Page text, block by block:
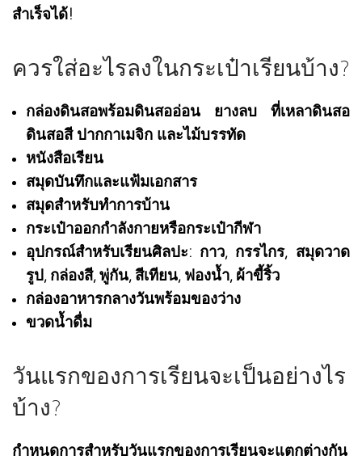
สำเร็จได้!
ควรใส่อะไรลงในกระเป๋าเรียนบ้าง?
กล่องดินสอพร้อมดินสออ่อน ยางลบ ที่เหลาดินสอ
ดินสอสี ปากกาเมจิก และไม้บรรทัด
หนังสือเรียน
สมุดบันทึกและแฟ้มเอกสาร
สมุดสำหรับทำการบ้าน
กระเป๋าออกกำลังกายหรือกระเป๋ากีฬา
อุปกรณ์สำหรับเรียนศิลปะ: กาว, กรรไกร, สมุดวาด
รูป, กล่องสี, พู่กัน, สีเทียน, ฟองน้ำ, ผ้าขี้ริ้ว
กล่องอาหารกลางวันพร้อมของว่าง
ขวดน้ำดื่ม
วันแรกของการเรียนจะเป็นอย่างไร
บ้าง?
กำหนดการสำหรับวันแรกของการเรียนจะแตกต่างกัน